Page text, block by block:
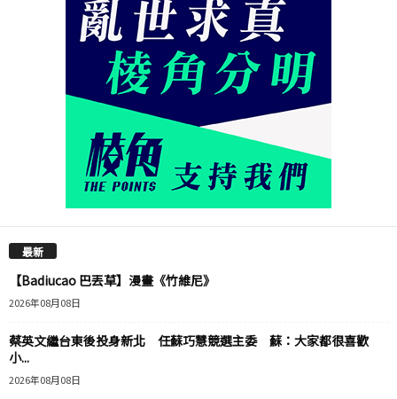
最新
【Badiucao 巴丟草】漫畫《竹維尼》
2026年08月08日
蔡英文繼台東後投身新北 任蘇巧慧競選主委 蘇：大家都很喜歡
小...
2026年08月08日